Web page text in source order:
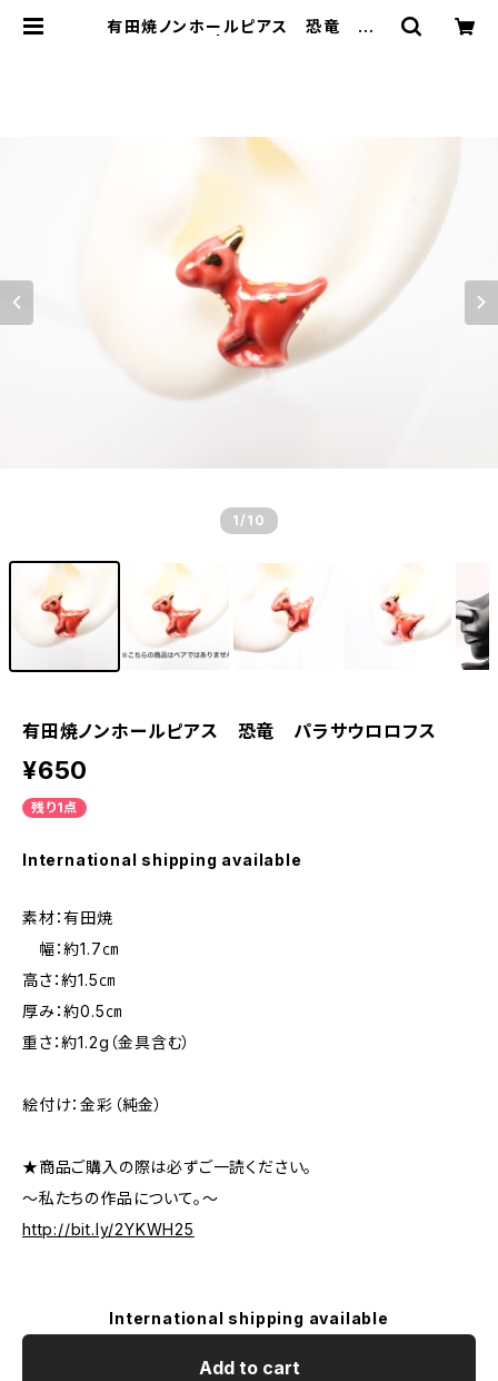
有田焼ノンホールピアス 恐竜 パラ
1 /10
有田焼ノンホールピアス 恐竜 パラサウロロフス
¥650
残り1点
International shipping available
素材：有田焼
幅：約1.7㎝
高さ：約1.5㎝
厚み：約0.5㎝
重さ：約1.2g（金具含む）
絵付け：金彩（純金）
★商品ご購入の際は必ずご一読ください。
～私たちの作品について。～
http://bit.ly/2YKWH25
International shipping available
Add to cart